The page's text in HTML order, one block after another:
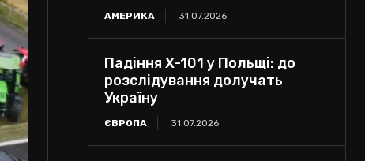
АМЕРИКА 31.07.2026
Падіння Х-101 у Польщі: до
розслідування долучать
Україну
ЄВРОПА 31.07.2026